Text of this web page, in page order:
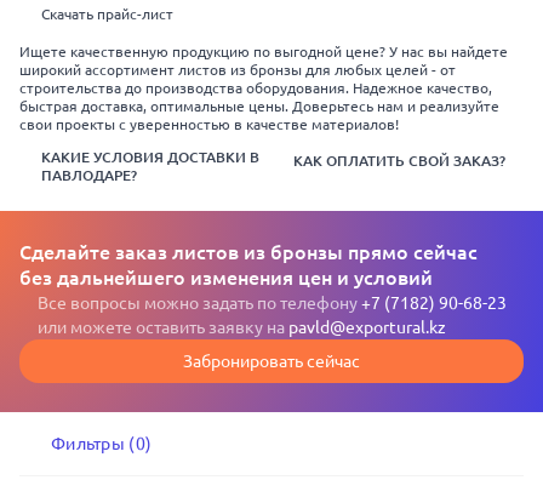
Скачать прайс-лист
Ищете качественную продукцию по выгодной цене? У нас вы найдете
широкий ассортимент листов из бронзы для любых целей - от
строительства до производства оборудования. Надежное качество,
быстрая доставка, оптимальные цены. Доверьтесь нам и реализуйте
свои проекты с уверенностью в качестве материалов!
КАКИЕ УСЛОВИЯ ДОСТАВКИ В
ПАВЛОДАРЕ?
КАК ОПЛАТИТЬ СВОЙ ЗАКАЗ?
Сделайте заказ листов из бронзы прямо сейчас
без дальнейшего изменения цен и условий
Все вопросы можно задать по телефону+7 (7182) 90-68-23
или можете оставить заявку на pavld@exportural.kz
Забронировать сейчас
Фильтры (0)